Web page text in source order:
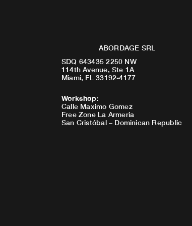
ABORDAGE SRL
SDQ 643435 2250 NW
114th Avenue, Ste 1A
Miami, FL 33192-4177
Workshop:
Calle Maximo Gomez
Free Zone La Armeria
San Cristóbal – Dominican Republic